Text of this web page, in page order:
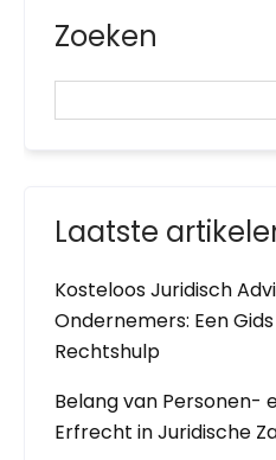
Zoeken
Laatste
Kosteloos Juridisch
Ondernemers: Een
Rechtshulp
Belang van Personen-
Erfrecht in Juridische